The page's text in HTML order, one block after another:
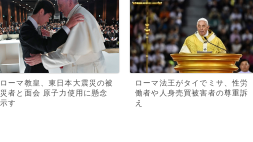
ローマ教皇、東日本大震災の被
災者と面会 原子力使用に懸念
示す
ローマ法王がタイでミサ、性労
働者や人身売買被害者の尊重訴
え